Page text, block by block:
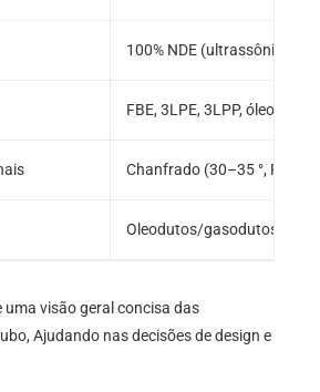
100% NDE (ultrassônico,
FBE, 3LPE, 3LPP, óleo
Chanfrado (30–35 °, Raiz
Oleodutos/gasodutos,
uma visão geral concisa das
Ajudando nas decisões de design e